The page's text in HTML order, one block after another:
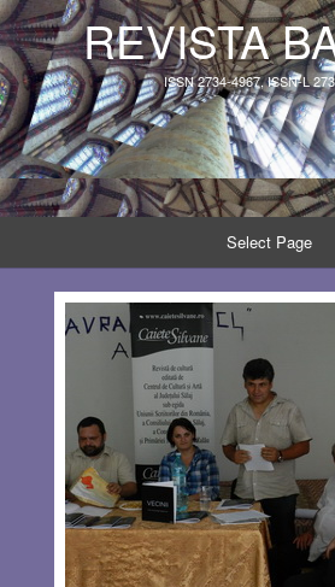
REVISTA
ISSN 2734-4967, ISSN-L
Select Page